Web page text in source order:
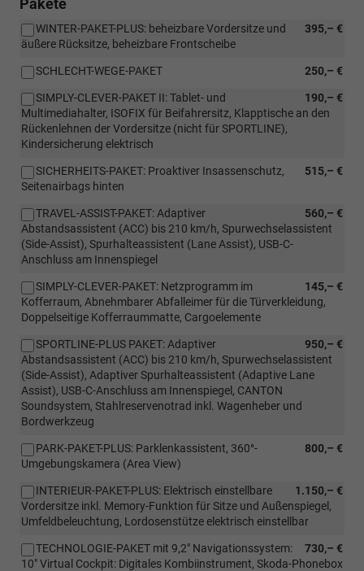
Pakete
395,– €
WINTER-PAKET-PLUS: beheizbare Vordersitze und
äußere Rücksitze, beheizbare Frontscheibe
250,– €
SCHLECHT-WEGE-PAKET
190,– €
SIMPLY-CLEVER-PAKET II: Tablet- und
Multimediahalter, ISOFIX für Beifahrersitz, Klapptische an den
Rückenlehnen der Vordersitze (nicht für SPORTLINE),
Kindersicherung elektrisch
515,– €
SICHERHEITS-PAKET: Proaktiver Insassenschutz,
Seitenairbags hinten
560,– €
TRAVEL-ASSIST-PAKET: Adaptiver
Abstandsassistent (ACC) bis 210 km/h, Spurwechselassistent
(Side-Assist), Spurhalteassistent (Lane Assist), USB-C-
Anschluss am Innenspiegel
145,– €
SIMPLY-CLEVER-PAKET: Netzprogramm im
Kofferraum, Abnehmbarer Abfalleimer für die Türverkleidung,
Doppelseitige Kofferraummatte, Cargoelemente
950,– €
SPORTLINE-PLUS PAKET: Adaptiver
Abstandsassistent (ACC) bis 210 km/h, Spurwechselassistent
(Side-Assist), Adaptiver Spurhalteassistent (Adaptive Lane
Assist), USB-C-Anschluss am Innenspiegel, CANTON
Soundsystem, Stahlreservenotrad inkl. Wagenheber und
Bordwerkzeug
800,– €
PARK-PAKET-PLUS: Parklenkassistent, 360°-
Umgebungskamera (Area View)
1.150,– €
INTERIEUR-PAKET-PLUS: Elektrisch einstellbare
Vordersitze inkl. Memory-Funktion für Sitze und Außenspiegel,
Umfeldbeleuchtung, Lordosenstütze elektrisch einstellbar
730,– €
TECHNOLOGIE-PAKET mit 9,2" Navigationssystem:
10" Virtual Cockpit: Digitales Kombiinstrument, Skoda-Phonebox